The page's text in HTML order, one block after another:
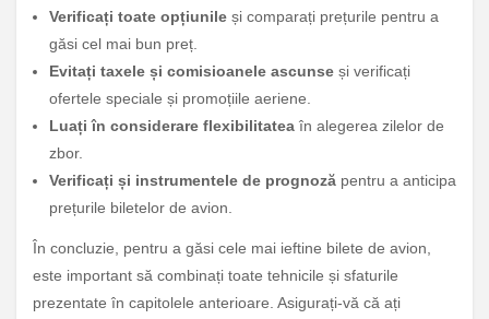
Verificați toate opțiunile și comparați prețurile pentru a
găsi cel mai bun preț.
Evitați taxele și comisioanele ascunse și verificați
ofertele speciale și promoțiile aeriene.
Luați în considerare flexibilitatea în alegerea zilelor de
zbor.
Verificați și instrumentele de prognoză pentru a anticipa
prețurile biletelor de avion.
În concluzie, pentru a găsi cele mai ieftine bilete de avion,
este important să combinați toate tehnicile și sfaturile
prezentate în capitolele anterioare. Asigurați-vă că ați